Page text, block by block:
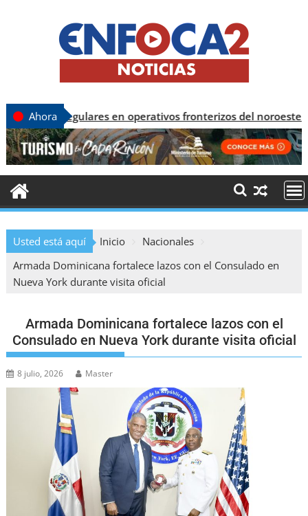
Ahora en operativos fronterizos del noroeste
Usted está aquí Inicio
Nacionales
Armada Dominicana fortalece lazos con el Consulado en
Nueva York durante visita oficial
Armada Dominicana fortalece lazos con el
Consulado en Nueva York durante visita oficial
8 julio, 2026 Master